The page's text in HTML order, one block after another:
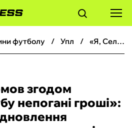
футболу упл «Я, Селін, Громов згодом принесли клубу непогані гроші»: Безус – про відновлення першості дублюючих складів
згодом
непогані гроші»: